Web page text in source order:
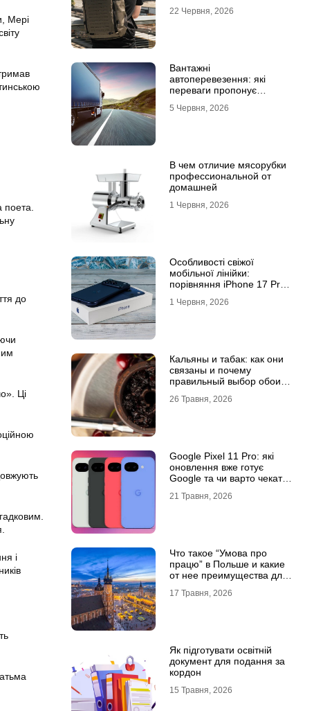
Мері
поета.
до
Ці
і
глаза
22 Червня, 2026
Вантажні
автоперевезення: які
переваги пропонує
професіоналами
5 Червня, 2026
В чем отличие мясорубки
профессиональной от
домашней
1 Червня, 2026
Особливості свіжої
мобільної лінійки:
порівняння iPhone 17 Pro
1 Червня, 2026
Кальяны и табак: как они
связаны и почему
правильный выбор обоих
26 Травня, 2026
Google Pixel 11 Pro: які
оновлення вже готує
Google та чи варто чекати
21 Травня, 2026
Что такое “Умова про
працю” в Польше и какие
от нее преимущества для
17 Травня, 2026
Як підготувати освітній
документ для подання за
кордон
15 Травня, 2026